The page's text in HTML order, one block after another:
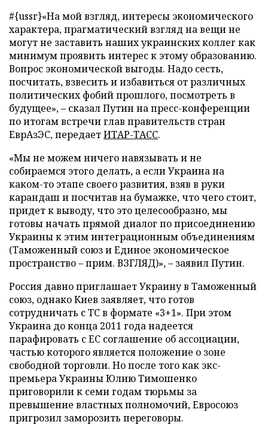
#{ussr}«На мой взгляд, интересы экономического
характера, прагматический взгляд на вещи не
могут не заставить наших украинских коллег как
минимум проявить интерес к этому образованию.
Вопрос экономической выгоды. Надо сесть,
посчитать, взвесить и избавиться от различных
политических фобий прошлого, посмотреть в
будущее», – сказал Путин на пресс-конференции
по итогам встречи глав правительств стран
ЕврАзЭС, передаетИТАР-ТАСС.
«Мы не можем ничего навязывать и не
собираемся этого делать, а если Украина на
каком-то этапе своего развития, взяв в руки
карандаш и посчитав на бумажке, что чего стоит,
придет к выводу, что это целесообразно, мы
готовы начать прямой диалог по присоединению
Украины к этим интеграционным объединениям
(Таможенный союз и Единое экономическое
пространство – прим. ВЗГЛЯД)», – заявил Путин.
Россия давно приглашает Украину в Таможенный
союз, однако Киев заявляет, что готов
сотрудничать с ТС в формате «3+1». При этом
Украина до конца 2011 года надеется
парафировать с ЕС соглашение об ассоциации,
частью которого является положение о зоне
свободной торговли. Но после того как экс-
премьера Украины Юлию Тимошенко
приговорили к семи годам тюрьмы за
превышение властных полномочий, Евросоюз
пригрозил заморозить переговоры.